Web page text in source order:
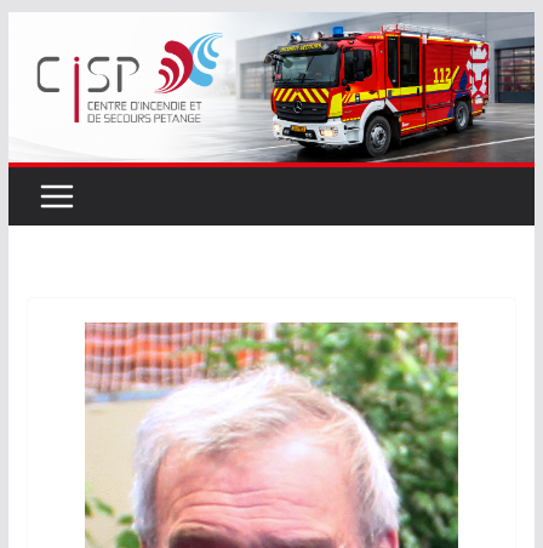
contenu